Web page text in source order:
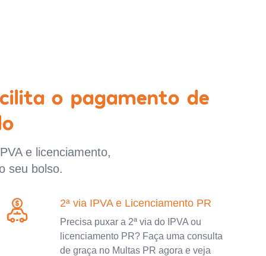
o pagamento de
e licenciamento,
seu bolso.
2ª via IPVA e Licenciamento PR
Precisa puxar a 2ª via do IPVA ou
licenciamento PR? Faça uma consulta
de graça no Multas PR agora e veja